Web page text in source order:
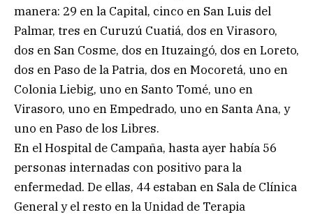
manera: 29 en la Capital, cinco en San Luis del
Palmar, tres en Curuzú Cuatiá, dos en Virasoro,
dos en San Cosme, dos en Ituzaingó, dos en Loreto,
dos en Paso de la Patria, dos en Mocoretá, uno en
Colonia Liebig, uno en Santo Tomé, uno en
Virasoro, uno en Empedrado, uno en Santa Ana, y
uno en Paso de los Libres.
En el Hospital de Campaña, hasta ayer había 56
personas internadas con positivo para la
enfermedad. De ellas, 44 estaban en Sala de Clínica
General y el resto en la Unidad de Terapia